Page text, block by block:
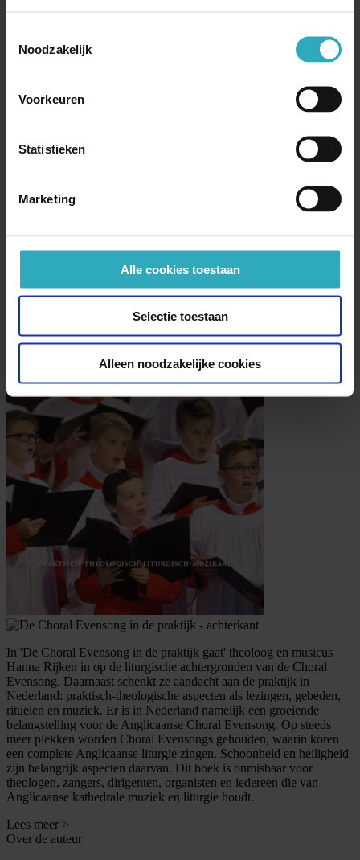
Noodzakelijk
Voorkeuren
Statistieken
Marketing
Alle cookies toestaan
Selectie toestaan
Alleen noodzakelijke cookies
praktijk
theologisch-liturgisch-muzikaal
Direct bestellen ➔
In 'De Choral Evensong in de praktijk gaat' theoloog en musicus
Hanna Rijken in op de liturgische achtergronden van de Choral
Evensong. Daarnaast schenkt ze aandacht aan de praktijk in
Nederland: praktisch-theologische aspecten als lezingen, gebeden,
rituelen en muziek. Er is in Nederland namelijk een groeiende
belangstelling voor de Anglicaanse Choral Evensong. Op steeds
meer plekken worden Choral Evensongs gehouden, waarin koren
een complete Anglicaanse liturgie zingen. Schoonheid en heiligheid
zijn belangrijk aspecten daarvan. Dit boek is onmisbaar voor
theologen, zangers, dirigenten, organisten en iedereen die van
Anglicaanse kathedrale muziek en liturgie houdt.
Lees meer >
Over de auteur